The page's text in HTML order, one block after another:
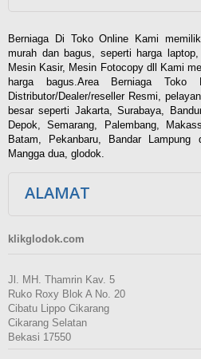
Berniaga Di Toko Online Kami
murah dan bagus, seperti harga
Mesin Kasir, Mesin Fotocopy dll Kami
harga bagus.Area Berniaga
Distributor/Dealer/reseller Resmi,
besar seperti Jakarta, Surabaya,
Depok, Semarang, Palembang,
Batam, Pekanbaru, Bandar Lampung
Mangga dua, glodok.
ALAMAT
klikglodok.com
Jl. MH. Thamrin Kav. 5
Ruko Roxy Blok A No. 20
Cibatu Lippo Cikarang
Cikarang Selatan
Bekasi 17550